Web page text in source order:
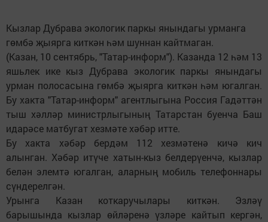
Кызлар Дубрава экологик паркы янындагы урманга
гөмбә җыярга киткән һәм шуннан кайтмаган.
(Казан, 10 сентябрь, "Татар-информ"). Казанда 12 һәм 13
яшьлек ике кыз Дубрава экологик паркы янындагы
урман полосасына гөмбә җыярга киткән һәм югалган.
Бу хакта "Татар-информ" агентлыгына Россия Гадәттән
тыш хәлләр министрлыгының Татарстан буенча Баш
идарәсе матбугат хезмәте хәбәр итте.
Бу хакта хәбәр бердәм 112 хезмәтенә кичә кич
алынган. Хәбәр итүче хатын-кыз белдерүенчә, кызлар
белән элемтә югалган, аларның мобиль телефоннары
сүндерелгән.
Урынга Казан коткаручылары киткән. Эзләү
барышында кызлар өйләренә үзләре кайтып кергән,